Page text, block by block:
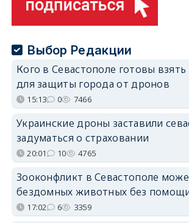
Выбор Редакции
Кого в Севастополе готовы взять
для защиты города от дронов
15:13 0 7466
Украинские дроны заставили
задуматься о страховании
20:01 10 4765
Зооконфликт в Севастополе
бездомных животных без
17:02 6 3359